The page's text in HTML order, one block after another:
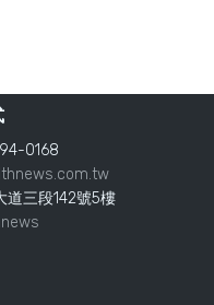
0168
道三段142號5樓